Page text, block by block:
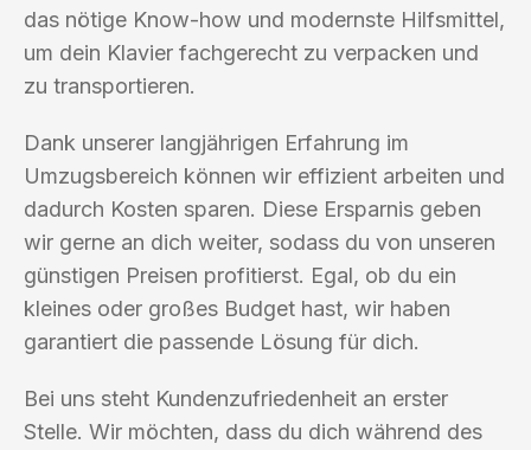
das nötige Know-how und modernste Hilfsmittel,
um dein Klavier fachgerecht zu verpacken und
zu transportieren.
Dank unserer langjährigen Erfahrung im
Umzugsbereich können wir effizient arbeiten und
dadurch Kosten sparen. Diese Ersparnis geben
wir gerne an dich weiter, sodass du von unseren
günstigen Preisen profitierst. Egal, ob du ein
kleines oder großes Budget hast, wir haben
garantiert die passende Lösung für dich.
Bei uns steht Kundenzufriedenheit an erster
Stelle. Wir möchten, dass du dich während des